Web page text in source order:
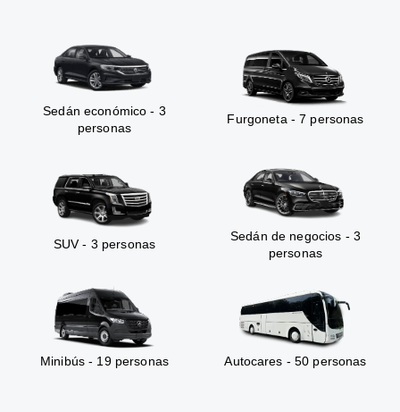
Sedán económico - 3
personas
Furgoneta - 7 personas
SUV - 3 personas
Sedán de negocios - 3
personas
Minibús - 19 personas Autocares - 50 personas